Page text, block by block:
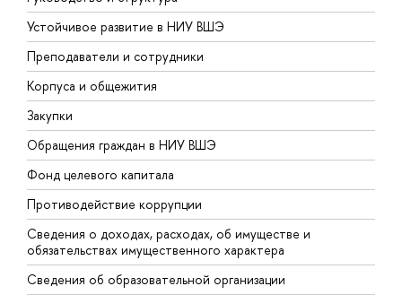
Устойчивое развитие в НИУ ВШЭ
Преподаватели и сотрудники
Корпуса и общежития
Закупки
Обращения граждан в НИУ ВШЭ
Фонд целевого капитала
Противодействие коррупции
Сведения о доходах, расходах, об имуществе и
обязательствах имущественного характера
Сведения об образовательной организации